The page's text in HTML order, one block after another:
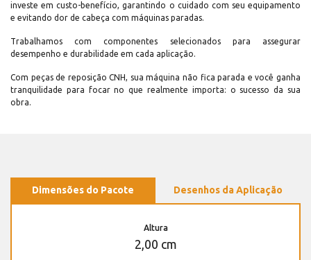
investe em custo-benefício, garantindo o cuidado com seu equipamento
e evitando dor de cabeça com máquinas paradas.
Trabalhamos com componentes selecionados para assegurar
desempenho e durabilidade em cada aplicação.
Com peças de reposição CNH, sua máquina não fica parada e você ganha
tranquilidade para focar no que realmente importa: o sucesso da sua
obra.
Dimensões do Pacote Desenhos da Aplicação
Altura
2,00 cm